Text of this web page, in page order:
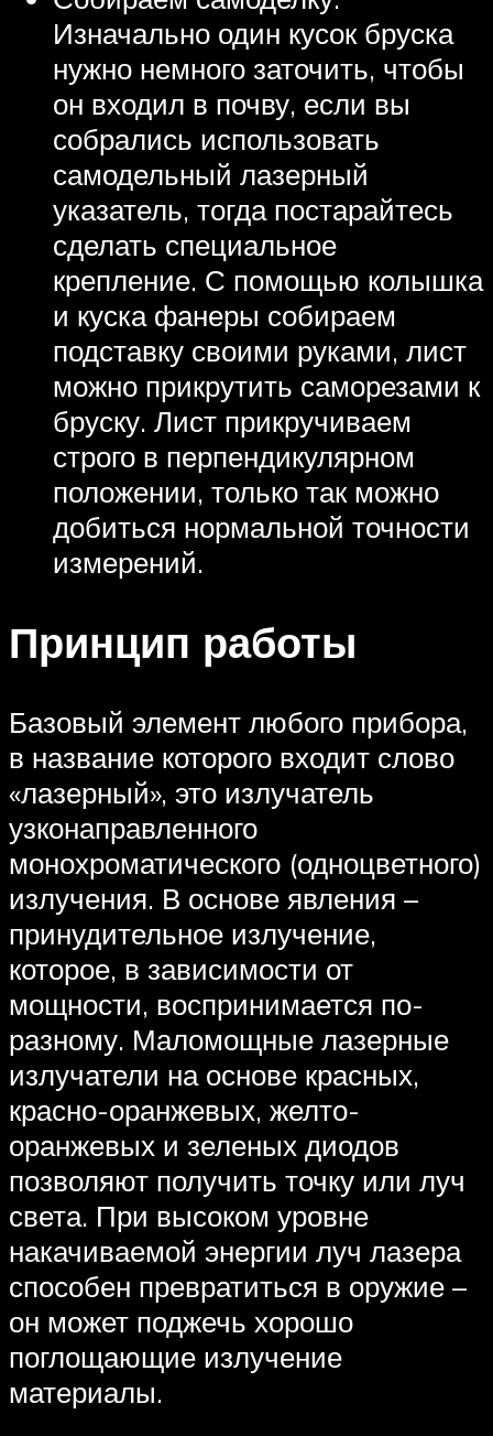
Изначально один кусок бруска
нужно немного заточить, чтобы
он входил в почву, если вы
собрались использовать
самодельный лазерный
указатель, тогда постарайтесь
сделать специальное
крепление. С помощью колышка
и куска фанеры собираем
подставку своими руками, лист
можно прикрутить саморезами к
бруску. Лист прикручиваем
строго в перпендикулярном
положении, только так можно
добиться нормальной точности
измерений.
Принцип работы
Базовый элемент любого прибора,
в название которого входит слово
«лазерный», это излучатель
узконаправленного
монохроматического (одноцветного)
излучения. В основе явления –
принудительное излучение,
которое, в зависимости от
мощности, воспринимается по-
разному. Маломощные лазерные
излучатели на основе красных,
красно-оранжевых, желто-
оранжевых и зеленых диодов
позволяют получить точку или луч
света. При высоком уровне
накачиваемой энергии луч лазера
способен превратиться в оружие –
он может поджечь хорошо
поглощающие излучение
материалы.